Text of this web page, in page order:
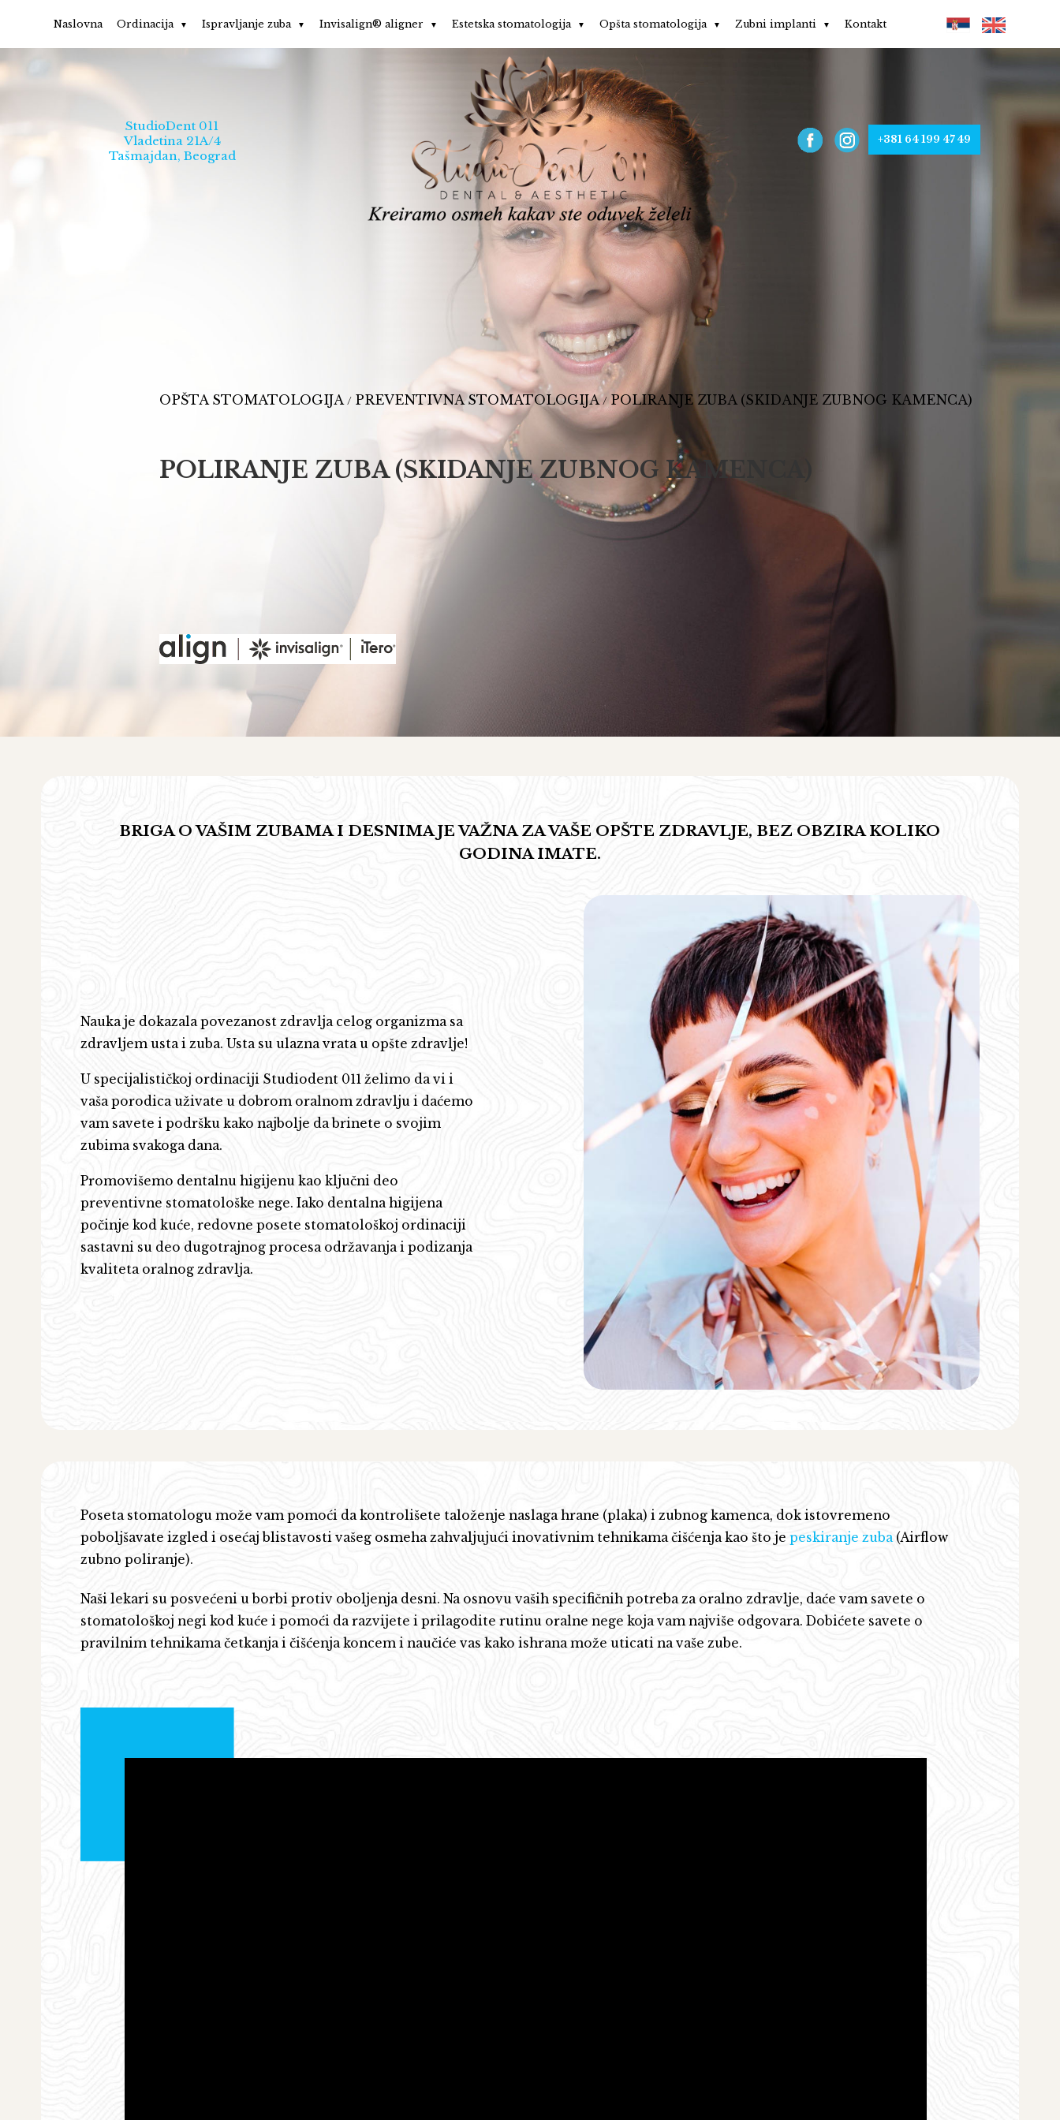
Naslovna Ordinacija Ispravljanje zuba Invisalign® aligner Estetska stomatologija Opšta stomatologija Zubni implanti Kontakt
StudioDent 011
Vladetina 21A/4
Tašmajdan, Beograd
+381 64 199 47 49
OPŠTA STOMATOLOGIJA / PREVENTIVNA STOMATOLOGIJA/ POLIRANJE ZUBA (SKIDANJE ZUBNOG KAMENCA)
POLIRANJE ZUBA (SKIDANJE ZUBNOG KAMENCA)
BRIGA O VAŠIM ZUBAMA I DESNIMA JE VAŽNA ZA VAŠE OPŠTE ZDRAVLJE, BEZ OBZIRA KOLIKO
GODINA IMATE.
Nauka je dokazala povezanost zdravlja celog organizma sa
zdravljem usta i zuba. Usta su ulazna vrata u opšte zdravlje!
U specijalističkoj ordinaciji Studiodent 011 želimo da vi i
vaša porodica uživate u dobrom oralnom zdravlju i daćemo
vam savete i podršku kako najbolje da brinete o svojim
zubima svakoga dana.
Promovišemo dentalnu higijenu kao ključni deo
preventivne stomatološke nege. Iako dentalna higijena
počinje kod kuće, redovne posete stomatološkoj ordinaciji
sastavni su deo dugotrajnog procesa održavanja i podizanja
kvaliteta oralnog zdravlja.
Poseta stomatologu može vam pomoći da kontrolišete taloženje naslaga hrane (plaka) i zubnog kamenca, dok istovremeno
poboljšavate izgled i osećaj blistavosti vašeg osmeha zahvaljujući inovativnim tehnikama čišćenja kao što je peskiranje zuba (Airflow
zubno poliranje).
Naši lekari su posvećeni u borbi protiv oboljenja desni. Na osnovu vaših specifičnih potreba za oralno zdravlje, daće vam savete o
stomatološkoj negi kod kuće i pomoći da razvijete i prilagodite rutinu oralne nege koja vam najviše odgovara. Dobićete savete o
pravilnim tehnikama četkanja i čišćenja koncem i naučiće vas kako ishrana može uticati na vaše zube.